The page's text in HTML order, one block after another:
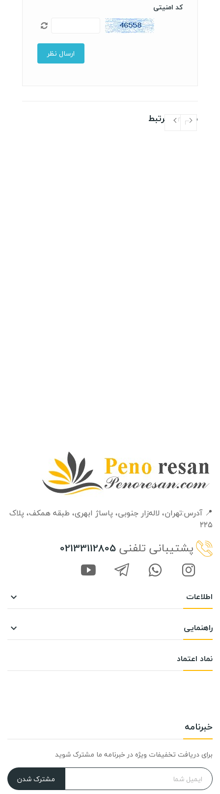
کد امنیتی
مطالب مرتبط
📍 آدرس:تهران، لاله‌زار جنوبی، پاساژ ابهری، طبقه‌ همکف، پلاک
۲۲۵
پشتیبانی تلفنی 02133112805
اطلاعات 
راهنمایی 
نماد اعتماد
خبرنامه
برای دریافت تخفیفات ویژه در خبرنامه ما مشترک شوید
مشترک شدن